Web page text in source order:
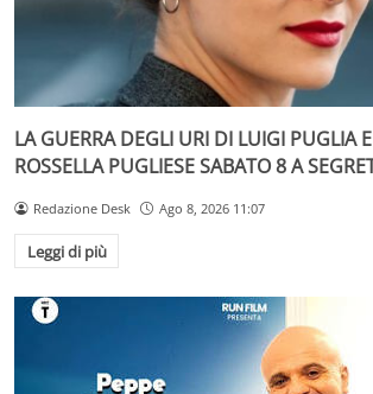
LA GUERRA DEGLI URI DI LUIGI PUGLIA
ROSSELLA PUGLIESE SABATO 8 A
Redazione Desk Ago 8, 2026 11:07
Leggi di più